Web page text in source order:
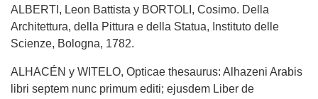
ALBERTI, Leon Battista y BORTOLI, Cosimo. Della
Architettura, della Pittura e della Statua, Instituto delle
Scienze, Bologna, 1782.
ALHACÉN y WITELO, Opticae thesaurus: Alhazeni Arabis
libri septem nunc primum editi; ejusdem Liber de